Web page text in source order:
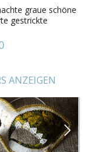
graue schöne
gestrickte
ANZEIGEN
NEXT